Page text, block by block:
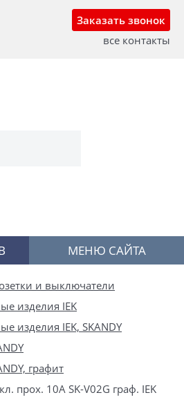
Заказать звонок
все контакты
МЕНЮ САЙТА
и выключатели
изделия IEK
изделия IEK, SKANDY
графит
прох. 10А SK-V02G граф. IEK